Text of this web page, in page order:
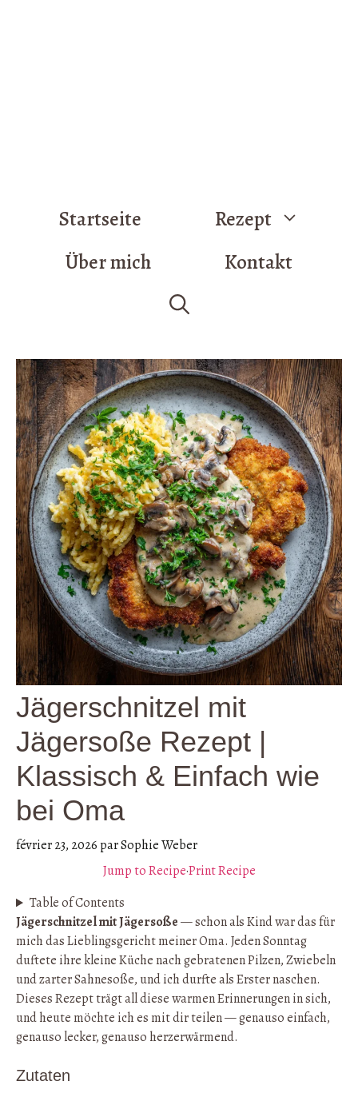
Startseite
Rezept
Über mich
Kontakt
Jägerschnitzel mit
Jägersoße Rezept |
Klassisch & Einfach wie
bei Oma
février 23, 2026parSophie Weber
Jump to Recipe·Print Recipe
Table of Contents
Jägerschnitzel mit Jägersoße— schon als Kind war das für
mich das Lieblingsgericht meiner Oma. Jeden Sonntag
duftete ihre kleine Küche nach gebratenen Pilzen, Zwiebeln
und zarter Sahnesoße, und ich durfte als Erster naschen.
Dieses Rezept trägt all diese warmen Erinnerungen in sich,
und heute möchte ich es mit dir teilen — genauso einfach,
genauso lecker, genauso herzerwärmend.
Zutaten